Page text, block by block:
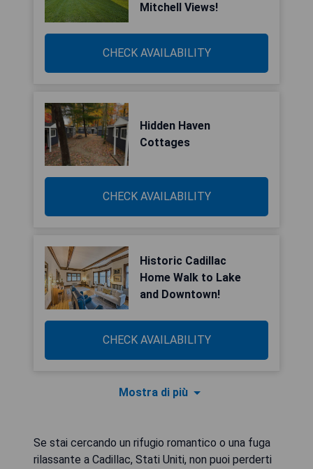
Mitchell Views!
CHECK AVAILABILITY
Hidden Haven
Cottages
CHECK AVAILABILITY
Historic Cadillac
Home Walk to Lake
and Downtown!
CHECK AVAILABILITY
Mostra di più
Se stai cercando un rifugio romantico o una fuga
rilassante a Cadillac, Stati Uniti, non puoi perderti